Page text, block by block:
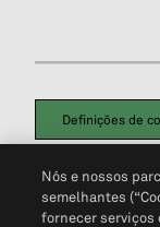
Definições de
Política de
Não Venda Minhas
Nós e nossos
semelhantes
fornecer serviços